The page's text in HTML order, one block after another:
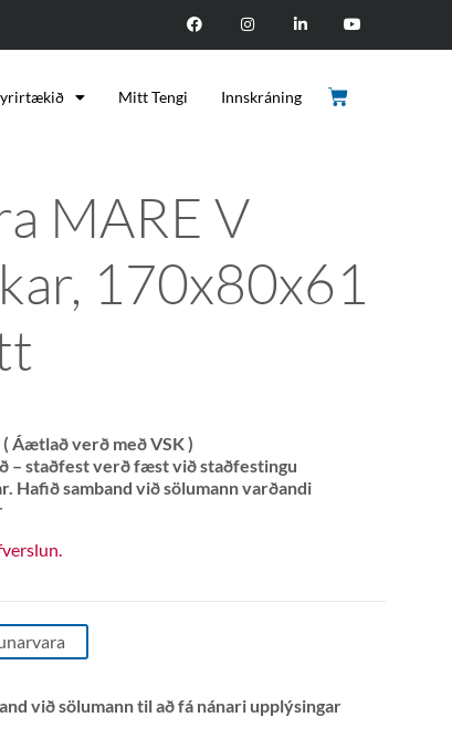
Mitt Tengi Innskráning
MARE V
170x80x61
( Áætlað verð með VSK )
– staðfest verð fæst við staðfestingu
Hafið samband við sölumann varðandi
við sölumann til að fá nánari upplýsingar